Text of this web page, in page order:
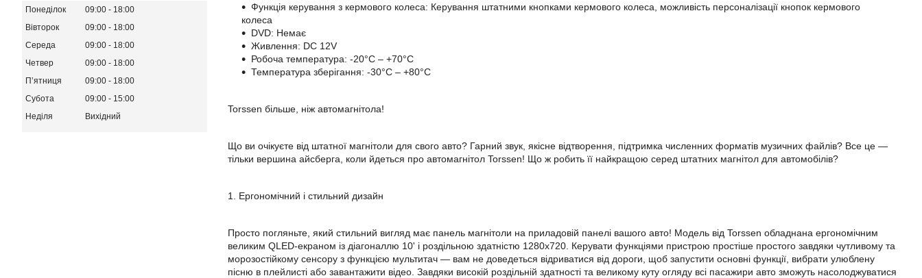
Функція керування з кермового колеса: Керування штатними кнопками кермового колеса, можливість персоналізації кнопок кермового
колеса
DVD: Немає
Живлення: DC 12V
Робоча температура: -20°C – +70°C
Температура зберігання: -30°C – +80°C
Torssen більше, ніж автомагнітола!
Що ви очікуєте від штатної магнітоли для свого авто? Гарний звук, якісне відтворення, підтримка численних форматів музичних файлів? Все це —
тільки вершина айсберга, коли йдеться про автомагнітол Torssen! Що ж робить її найкращою серед штатних магнітол для автомобілів?
1. Ергономічний і стильний дизайн
Просто погляньте, який стильний вигляд має панель магнітоли на приладовій панелі вашого авто! Модель від Torssen обладнана ергономічним
великим QLED-екраном із діагоналлю 10' і роздільною здатністю 1280x720. Керувати функціями пристрою простіше простого завдяки чутливому та
морозостійкому сенсору з функцією мультитач — вам не доведеться відриватися від дороги, щоб запустити основні функції, вибрати улюблену
пісню в плейлисті або завантажити відео. Завдяки високій роздільній здатності та великому куту огляду всі пасажири авто зможуть насолоджуватися
Понеділок 09:00
18:00
Вівторок
09:00
18:00
Середа
09:00
18:00
Четвер
09:00
18:00
Пʼятниця
09:00
18:00
Субота
09:00
15:00
Неділя
Вихідний